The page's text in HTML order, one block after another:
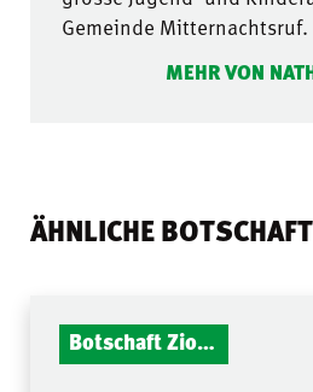
Gemeinde Mitternachtsruf.
MEHR VON
ÄHNLICHE
Botschaft Zionshalle